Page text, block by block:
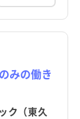
みの働き
ク（東久